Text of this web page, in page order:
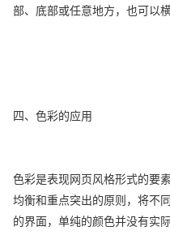
部、底部或任意地方，也可以
四、色彩的应用
色彩是表现网页风格形式的要
均衡和重点突出的原则，将不
的界面，单纯的颜色并没有实